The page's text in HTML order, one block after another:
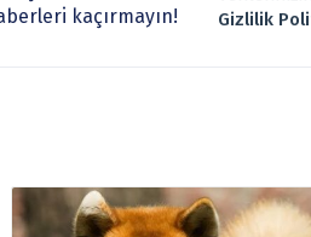
kararı verilmemelidir. Bu
kaçırmayın!
Gizlilik